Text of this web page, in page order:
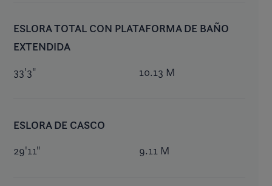
ESLORA TOTAL CON PLATAFORMA DE BAÑO
EXTENDIDA
33'3" 10.13 M
ESLORA DE CASCO
29'11" 9.11 M